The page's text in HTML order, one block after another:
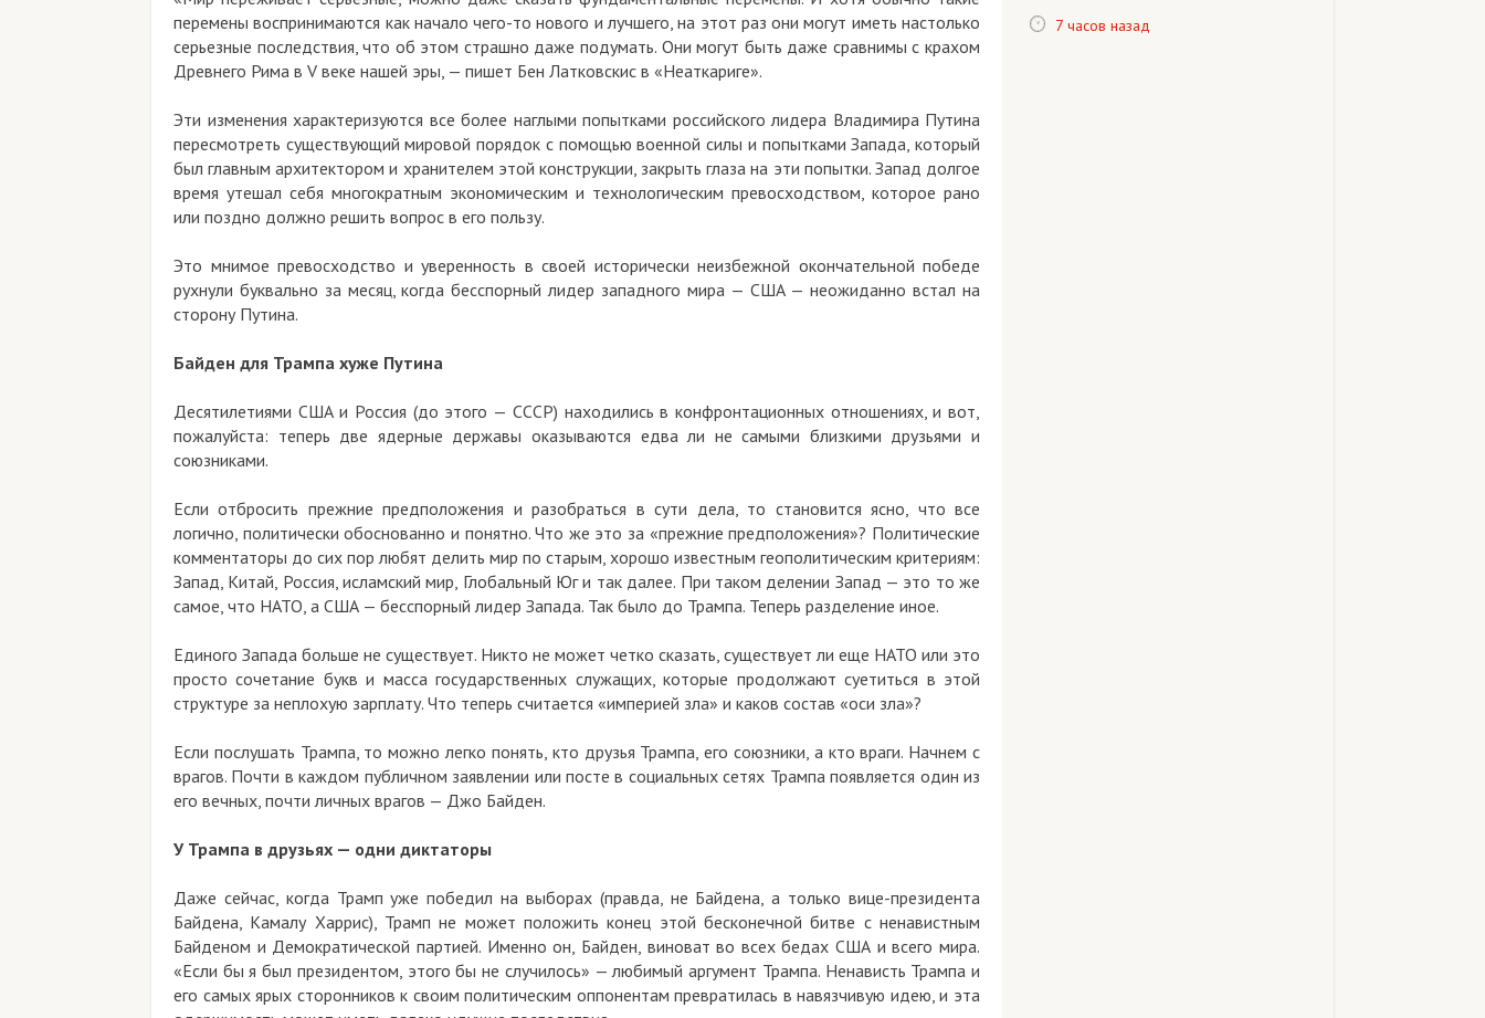
перемены воспринимаются как начало чего-то нового и лучшего, на этот раз они могут иметь настолько
серьезные последствия, что об этом страшно даже подумать. Они могут быть даже сравнимы с крахом
Древнего Рима в V веке нашей эры, — пишет Бен Латковскис в «Неаткариге».
Эти изменения характеризуются все более наглыми попытками российского лидера Владимира Путина
пересмотреть существующий мировой порядок с помощью военной силы и попытками Запада, который
был главным архитектором и хранителем этой конструкции, закрыть глаза на эти попытки. Запад долгое
время утешал себя многократным экономическим и технологическим превосходством, которое рано
или поздно должно решить вопрос в его пользу.
Это мнимое превосходство и уверенность в своей исторически неизбежной окончательной победе
рухнули буквально за месяц, когда бесспорный лидер западного мира — США — неожиданно встал на
сторону Путина.
Байден для Трампа хуже Путина
Десятилетиями США и Россия (до этого — СССР) находились в конфронтационных отношениях, и вот,
пожалуйста: теперь две ядерные державы оказываются едва ли не самыми близкими друзьями и
союзниками.
Если отбросить прежние предположения и разобраться в сути дела, то становится ясно, что все
логично, политически обоснованно и понятно. Что же это за «прежние предположения»? Политические
комментаторы до сих пор любят делить мир по старым, хорошо известным геополитическим критериям:
Запад, Китай, Россия, исламский мир, Глобальный Юг и так далее. При таком делении Запад — это то же
самое, что НАТО, а США — бесспорный лидер Запада. Так было до Трампа. Теперь разделение иное.
Единого Запада больше не существует. Никто не может четко сказать, существует ли еще НАТО или это
просто сочетание букв и масса государственных служащих, которые продолжают суетиться в этой
структуре за неплохую зарплату. Что теперь считается «империей зла» и каков состав «оси зла»?
Если послушать Трампа, то можно легко понять, кто друзья Трампа, его союзники, а кто враги. Начнем с
врагов. Почти в каждом публичном заявлении или посте в социальных сетях Трампа появляется один из
его вечных, почти личных врагов — Джо Байден.
У Трампа в друзьях — одни диктаторы
Даже сейчас, когда Трамп уже победил на выборах (правда, не Байдена, а только вице-президента
Байдена, Камалу Харрис), Трамп не может положить конец этой бесконечной битве с ненавистным
Байденом и Демократической партией. Именно он, Байден, виноват во всех бедах США и всего мира.
«Если бы я был президентом, этого бы не случилось» — любимый аргумент Трампа. Ненависть Трампа и
его самых ярых сторонников к своим политическим оппонентам превратилась в навязчивую идею, и эта
7 часов назад